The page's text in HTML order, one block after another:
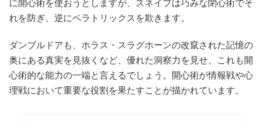
に開心術を使おうとしますが、スネイプは巧みな閉心術でそ
れを防ぎ、逆にベラトリックスを欺きます。
ダンブルドアも、ホラス・スラグホーンの改竄された記憶の
奥にある真実を見抜くなど、優れた洞察力を見せ、これも開
心術的な能力の一端と言えるでしょう。開心術が情報戦や心
理戦において重要な役割を果たすことが描かれています。